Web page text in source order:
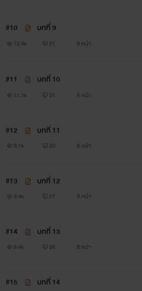
#10 บทที่ 9
12.4k 21 9 หน้า
#11 บทที่ 10
11.1k 21 8 หน้า
#12 บทที่ 11
9.1k 20 8 หน้า
#13 บทที่ 12
9.4k 21 9 หน้า
#14 บทที่ 13
8.4k 26 8 หน้า
#15 บทที่ 14